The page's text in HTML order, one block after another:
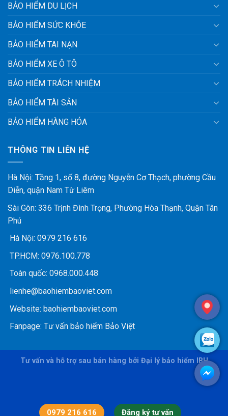
BẢO HIỂM DU LỊCH
BẢO HIỂM SỨC KHỎE
BẢO HIỂM TAI NẠN
BẢO HIỂM XE Ô TÔ
BẢO HIỂM TRÁCH NHIỆM
BẢO HIỂM TÀI SẢN
BẢO HIỂM HÀNG HÓA
THÔNG TIN LIÊN HỆ
Hà Nội: Tầng 1, số 8, đường Nguyễn Cơ Thạch, phường Cầu
Diễn, quận Nam Từ Liêm
Sài Gòn: 336 Trịnh Đình Trọng, Phường Hòa Thạnh, Quận Tân
Phú
Hà Nội: 0979 216 616
TP.HCM: 0976.100.778
Toàn quốc: 0968.000.448
lienhe@baohiembaoviet.com
Website: baohiembaoviet.com
Fanpage: Tư vấn bảo hiểm Bảo Việt
Tư vấn và hỗ trợ sau bán hàng bởi Đại lý bảo hiểm IBH
0979 216 616 Đăng ký tư vấn